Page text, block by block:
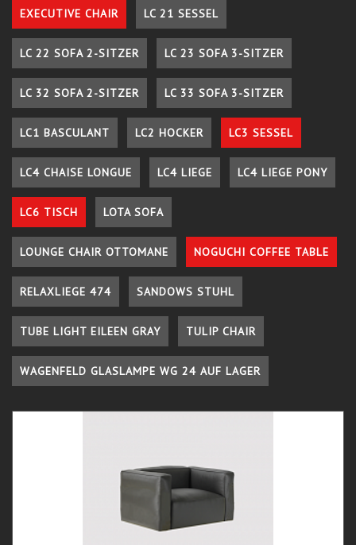
EXECUTIVE CHAIR LC 21 SESSEL
LC 22 SOFA 2-SITZER LC 23 SOFA 3-SITZER
LC 32 SOFA 2-SITZER LC 33 SOFA 3-SITZER
LC1 BASCULANT LC2 HOCKER LC3 SESSEL
LC4 CHAISE LONGUE LC4 LIEGE LC4 LIEGE PONY
LC6 TISCH LOTA SOFA
LOUNGE CHAIR OTTOMANE NOGUCHI COFFEE TABLE
RELAXLIEGE 474 SANDOWS STUHL
TUBE LIGHT EILEEN GRAY TULIP CHAIR
WAGENFELD GLASLAMPE WG 24 AUF LAGER